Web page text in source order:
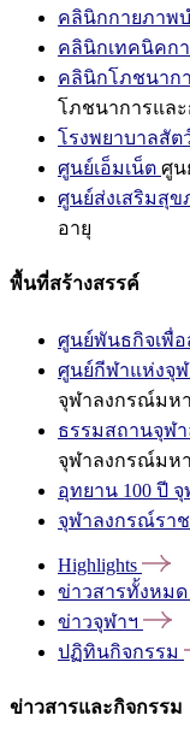
คลินิกกายภาพ
คลินิกเทคนิคก
คลินิกโภชนาก
โภชนาการแล
โรงพยาบาลสัต
ศูนย์เอ็มเน็ต ศูน
ศูนย์ส่งเสริมสุข
อายุ
พื้นที่สร้างสรรค์
ศูนย์พันธกิจเพื่อ
ศูนย์กีฬาแห่งจุ
จุฬาลงกรณ์มห
ธรรมสถานจุฬ
จุฬาลงกรณ์มห
อุทยาน 100 ปี จุ
จุฬาลงกรณ์รา
Highlights
ข่าวสารทั้งหมด
ข่าวจุฬาฯ
ปฏิทินกิจกรรม
ข่าวสารและกิจกรรม